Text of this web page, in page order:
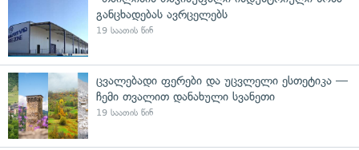
განცხადებას ავრცელებს
19 საათის წინ
ცვალებადი ფერები და უცვლელი ესთეტიკა —
ჩემი თვალით დანახული სვანეთი
19 საათის წინ